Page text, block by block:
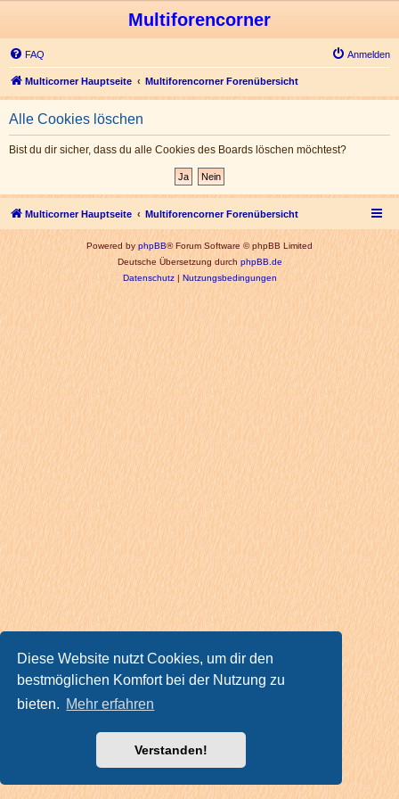
Diese Website nutzt Cookies, um dir den
bestmöglichen Komfort bei der Nutzung zu
bieten. Mehr erfahren
Verstanden!
Multiforencorner
FAQ Anmelden
Multicorner Hauptseite Multiforencorner Forenübersicht
Alle Cookies löschen
Bist du dir sicher, dass du alle Cookies des Boards löschen möchtest?
Multicorner Hauptseite Multiforencorner Forenübersicht
Powered byphpBB® Forum Software © phpBB Limited
Deutsche Übersetzung durchphpBB.de
Datenschutz|Nutzungsbedingungen